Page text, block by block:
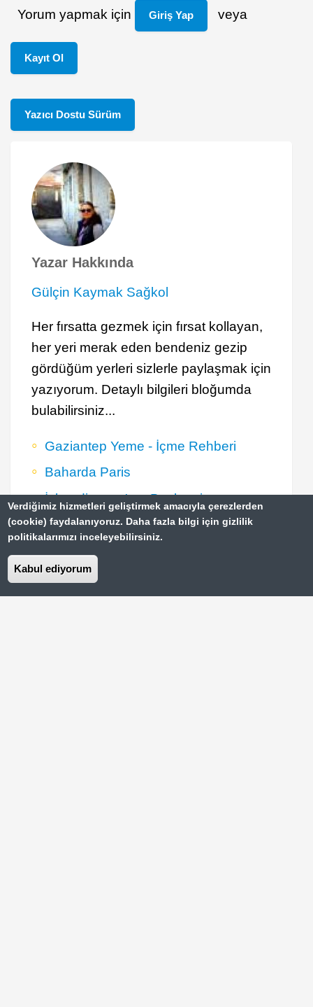
Yorum yapmak için Giriş Yap veya
Kayıt Ol
Yazıcı Dostu Sürüm
Yazar Hakkında
Gülçin Kaymak Sağkol
Her fırsatta gezmek için fırsat kollayan,
her yeri merak eden bendeniz gezip
gördüğüm yerleri sizlerle paylaşmak için
yazıyorum. Detaylı bilgileri bloğumda
bulabilirsiniz...
Gaziantep Yeme - İçme Rehberi
Baharda Paris
İskandinavya'nın Başkenti:
Stockholm
Verdiğimiz hizmetleri geliştirmek amacıyla çerezlerden
(cookie) faydalanıyoruz. Daha fazla bilgi için gizlilik
politikalarımızı inceleyebilirsiniz.
Kabul ediyorum